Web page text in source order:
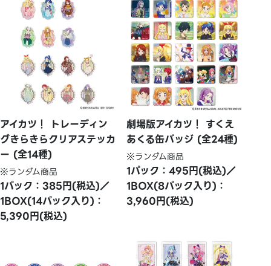
アイカツ！ トレーディン
グきらきらクリアステッカ
ー (全14種)
※ランダム商品
1パック：385円(税込)／
1BOX(14パック入り)：
5,390円(税込)
劇場版アイカツ！ すくえ
あくる缶バッジ (全24種)
※ランダム商品
1パック：495円(税込)／
1BOX(8パック入り)：
3,960円(税込)